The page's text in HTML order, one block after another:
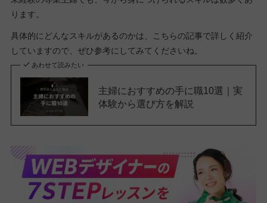
ります。
具体的にどんなスキルがあるのかは、こちらの記事で詳しく紹介
していますので、ぜひ参考にしてみてくださいね。
あわせて読みたい
主婦におすすめの手に職10選｜実
体験から選び方を解説